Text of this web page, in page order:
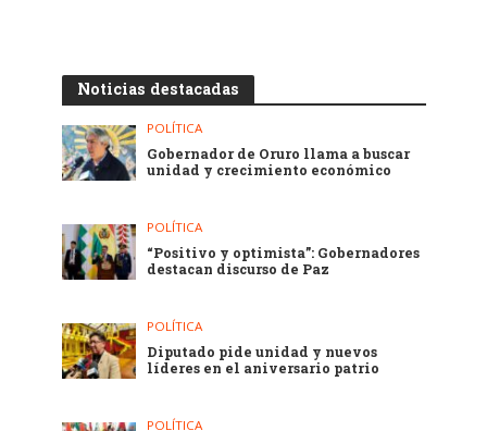
Noticias destacadas
POLÍTICA
Gobernador de Oruro llama a buscar
unidad y crecimiento económico
POLÍTICA
“Positivo y optimista”: Gobernadores
destacan discurso de Paz
POLÍTICA
Diputado pide unidad y nuevos
líderes en el aniversario patrio
POLÍTICA